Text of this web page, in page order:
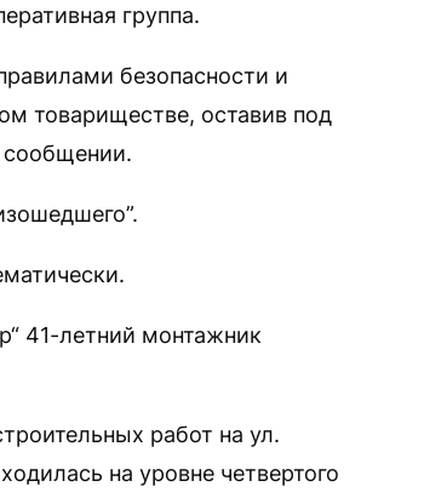
группа.
безопасности и
товариществе, оставив под
сообщении.
41-летний монтажник
работ на ул.
на уровне четвертого